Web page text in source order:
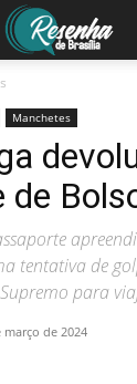
Manchetes
de
tentativa de
para
março de 2024